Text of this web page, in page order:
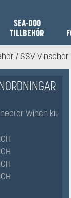
SEA-DOO
TILLBEHÖR
/ SSV
Winch kit